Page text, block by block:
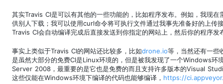
其实Travis CI是可以有其他的一些功能的，比如程序发布。例如，我现
供别人下载；我可以使用curl命令将可执行文件通过我事先准备好的上传
Travis CI会自动编译完成后直接发送到你指定的网站上，然后你的程序发
事实上类似于Travis CI的网站还比较多，比如drone.io等，当然还有一些
是虽然大部分的免费CI是Linux环境的，但是被我发现了一个Windows环
Server 2008，最重要的是它也是免费的而且支持许多版本的Visual
这些仅能在Windows环境下编译的代码也能够编译， https://